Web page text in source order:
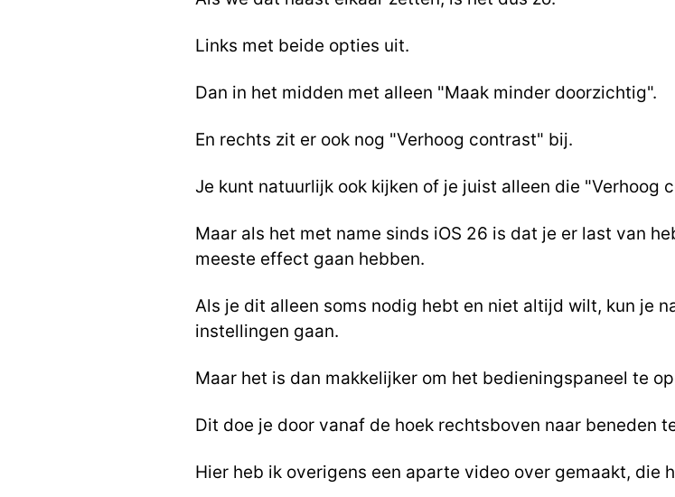
Links met beide opties uit.
Dan in het midden met alleen "Maak minder doorzichtig".
En rechts zit er ook nog "Verhoog contrast" bij.
Je kunt natuurlijk ook kijken of je juist alleen die "Verhoog
Maar als het met name sinds iOS 26 is dat je er last van
meeste effect gaan hebben.
Als je dit alleen soms nodig hebt en niet altijd wilt, kun je
instellingen gaan.
Maar het is dan makkelijker om het bedieningspaneel te
Dit doe je door vanaf de hoek rechtsboven naar beneden
Hier heb ik overigens een aparte video over gemaakt, die